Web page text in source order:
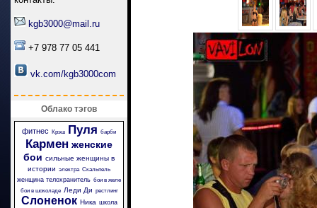
kgb3000@mail.ru
+7 978 77 05 441
vk.com/kgb3000com
Облако тэгов
фитнес Крэш Пуля барби
Кармен женские
бои сильные женщины в
истории электра Скальпель
женщина телохранитель бои в желе
бои в шоколаде
Леди Ди рестлинг
Слоненок Ника школа